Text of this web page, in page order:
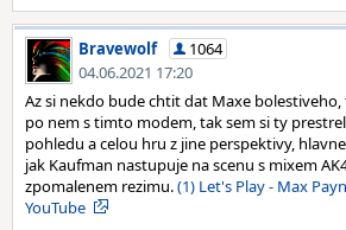
Bravewolf
1064
04.06.2021 17:20
Az si nekdo bude chtit dat Maxe
po nem s timto modem, tak sem si ty
pohledu a celou hru z jine perspektivy,
jak Kaufman nastupuje na scenu s mixem
zpomalenem rezimu.(1) Let's Play - Max
YouTube